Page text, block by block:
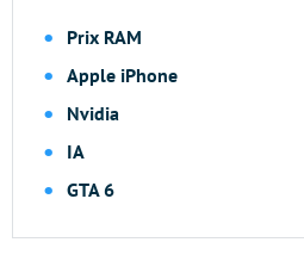
Prix RAM
Apple iPhone
Nvidia
IA
GTA 6